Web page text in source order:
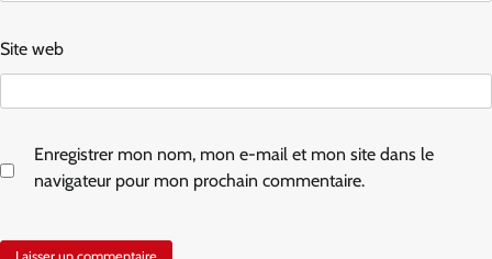
Site web
Enregistrer mon nom, mon e-mail et mon site dans le
navigateur pour mon prochain commentaire.